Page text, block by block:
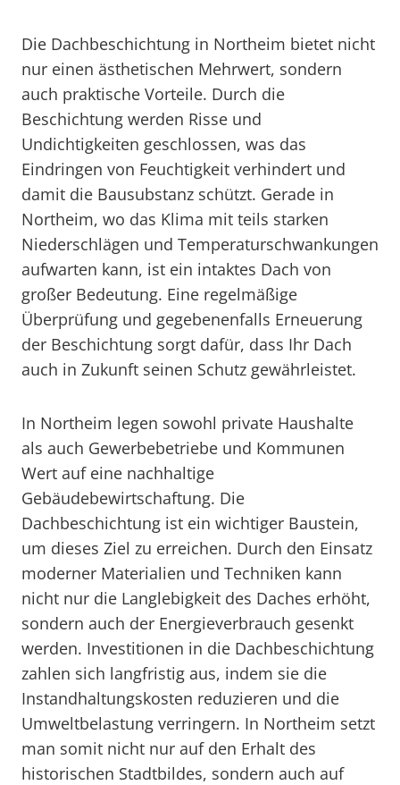
Die Dachbeschichtung in Northeim bietet nicht
nur einen ästhetischen Mehrwert, sondern
auch praktische Vorteile. Durch die
Beschichtung werden Risse und
Undichtigkeiten geschlossen, was das
Eindringen von Feuchtigkeit verhindert und
damit die Bausubstanz schützt. Gerade in
Northeim, wo das Klima mit teils starken
Niederschlägen und Temperaturschwankungen
aufwarten kann, ist ein intaktes Dach von
großer Bedeutung. Eine regelmäßige
Überprüfung und gegebenenfalls Erneuerung
der Beschichtung sorgt dafür, dass Ihr Dach
auch in Zukunft seinen Schutz gewährleistet.
In Northeim legen sowohl private Haushalte
als auch Gewerbebetriebe und Kommunen
Wert auf eine nachhaltige
Gebäudebewirtschaftung. Die
Dachbeschichtung ist ein wichtiger Baustein,
um dieses Ziel zu erreichen. Durch den Einsatz
moderner Materialien und Techniken kann
nicht nur die Langlebigkeit des Daches erhöht,
sondern auch der Energieverbrauch gesenkt
werden. Investitionen in die Dachbeschichtung
zahlen sich langfristig aus, indem sie die
Instandhaltungskosten reduzieren und die
Umweltbelastung verringern. In Northeim setzt
man somit nicht nur auf den Erhalt des
historischen Stadtbildes, sondern auch auf